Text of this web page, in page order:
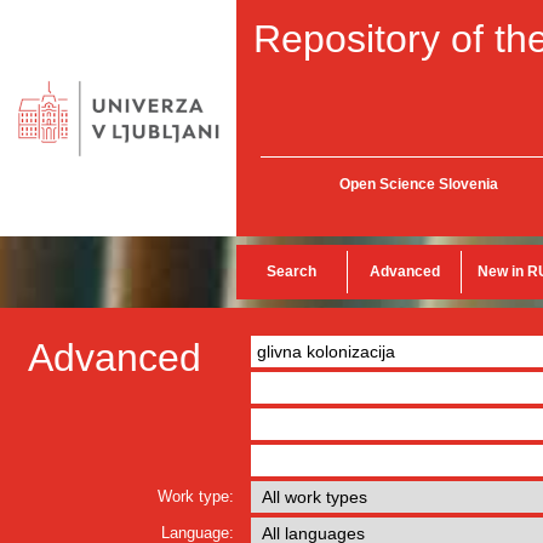
Repository of
Open Science Slovenia
Search Advanced New in
Advanced
Work type:
Language: